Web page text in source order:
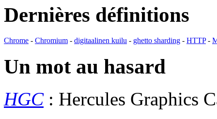
Dernières définitions
Chrome - Chromium - digitaalinen kuilu - ghetto sharding - HTTP-
Un mot au hasard
HGC: Hercules Graphics